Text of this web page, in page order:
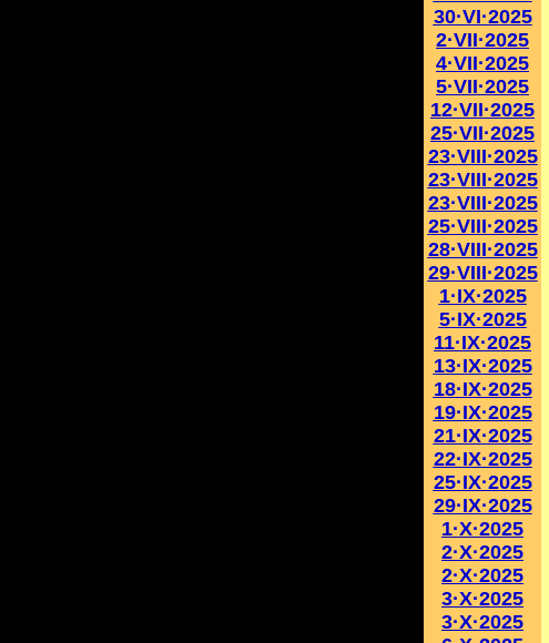
30·VI·2025
2·VII·2025
4·VII·2025
5·VII·2025
12·VII·2025
25·VII·2025
23·VIII·2025
23·VIII·2025
23·VIII·2025
25·VIII·2025
28·VIII·2025
29·VIII·2025
1·IX·2025
5·IX·2025
11·IX·2025
13·IX·2025
18·IX·2025
19·IX·2025
21·IX·2025
22·IX·2025
25·IX·2025
29·IX·2025
1·X·2025
2·X·2025
2·X·2025
3·X·2025
3·X·2025